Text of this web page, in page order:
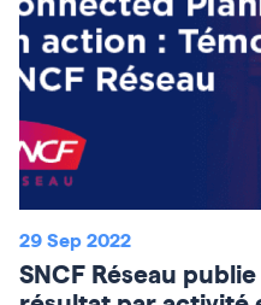
29 Sep 2022
SNCF Réseau